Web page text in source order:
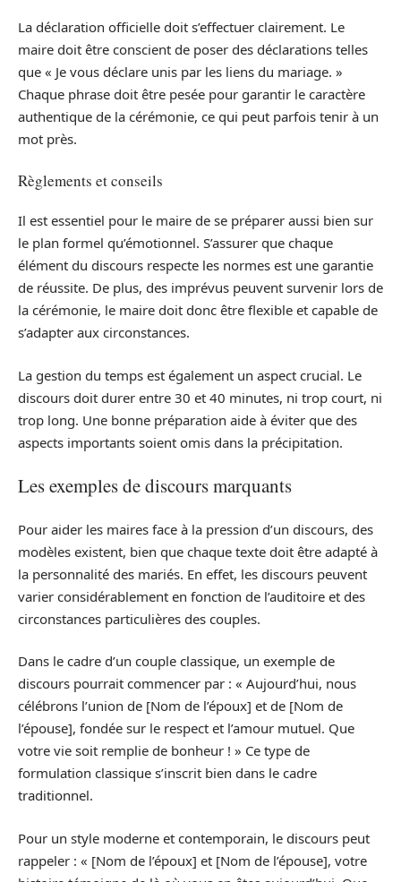
La déclaration officielle doit s’effectuer clairement. Le
maire doit être conscient de poser des déclarations telles
que « Je vous déclare unis par les liens du mariage. »
Chaque phrase doit être pesée pour garantir le caractère
authentique de la cérémonie, ce qui peut parfois tenir à un
mot près.
Règlements et conseils
Il est essentiel pour le maire de se préparer aussi bien sur
le plan formel qu’émotionnel. S’assurer que chaque
élément du discours respecte les normes est une garantie
de réussite. De plus, des imprévus peuvent survenir lors de
la cérémonie, le maire doit donc être flexible et capable de
s’adapter aux circonstances.
La gestion du temps est également un aspect crucial. Le
discours doit durer entre 30 et 40 minutes, ni trop court, ni
trop long. Une bonne préparation aide à éviter que des
aspects importants soient omis dans la précipitation.
Les exemples de discours marquants
Pour aider les maires face à la pression d’un discours, des
modèles existent, bien que chaque texte doit être adapté à
la personnalité des mariés. En effet, les discours peuvent
varier considérablement en fonction de l’auditoire et des
circonstances particulières des couples.
Dans le cadre d’un couple classique, un exemple de
discours pourrait commencer par : « Aujourd’hui, nous
célébrons l’union de [Nom de l’époux] et de [Nom de
l’épouse], fondée sur le respect et l’amour mutuel. Que
votre vie soit remplie de bonheur ! » Ce type de
formulation classique s’inscrit bien dans le cadre
traditionnel.
Pour un style moderne et contemporain, le discours peut
rappeler : « [Nom de l’époux] et [Nom de l’épouse], votre